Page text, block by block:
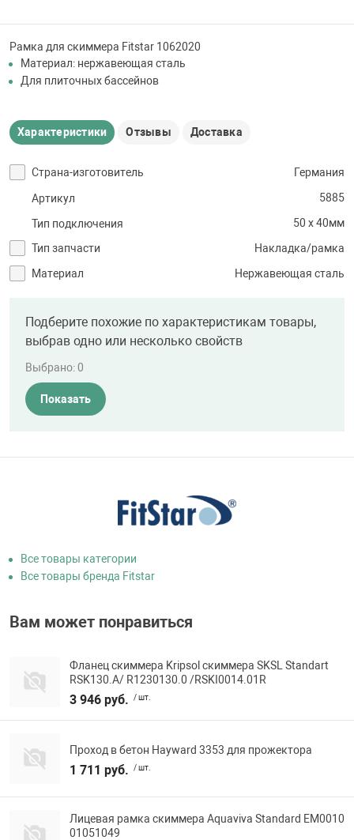
Рамка для скиммера Fitstar 1062020
Материал: нержавеющая сталь
Для плиточных бассейнов
Характеристики Отзывы Доставка
Страна-изготовитель Германия
Артикул 5885
Тип подключения
50 x 40мм
Тип запчасти
Накладка/рамка
Материал
Нержавеющая сталь
Подберите похожие по характеристикам товары,
выбрав одно или несколько свойств
Выбрано:0
Показать
Все товары категории
Все товары бренда Fitstar
Вам может понравиться
Фланец скиммера Kripsol скиммера SKSL Standart
RSK130.A/ R1230130.0 /RSKI0014.01R
3 946 руб. / шт.
Проход в бетон Hayward 3353 для прожектора
1 711 руб. / шт.
Лицевая рамка скиммера Aquaviva Standard EM0010
01051049